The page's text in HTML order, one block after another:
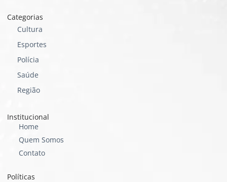
Categorias
Cultura
Esportes
Polícia
Saúde
Região
Institucional
Home
Quem Somos
Contato
Políticas